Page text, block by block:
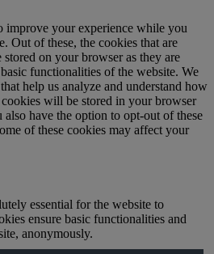
improve your experience while you
Out of these, the cookies that are
stored on your browser as they are
functionalities of the website. We
help us analyze and understand how
will be stored in your browser
have the option to opt-out of these
of these cookies may affect your
essential for the website to
ensure basic functionalities and
anonymously.